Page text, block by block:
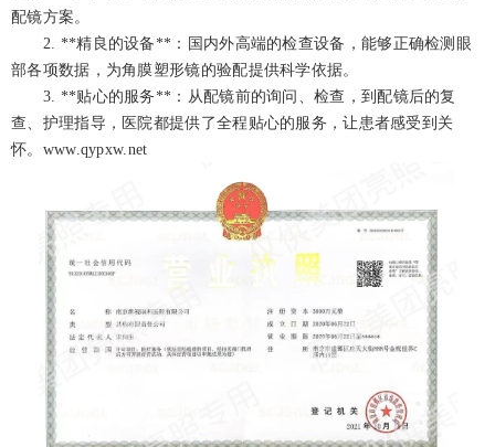
配镜方案。
2. **精良的设备**：国内外高端的检查设备，能够正确检测眼
部各项数据，为角膜塑形镜的验配提供科学依据。
3. **贴心的服务**：从配镜前的询问、检查，到配镜后的复
查、护理指导，医院都提供了全程贴心的服务，让患者感受到关
怀。www.qypxw.net